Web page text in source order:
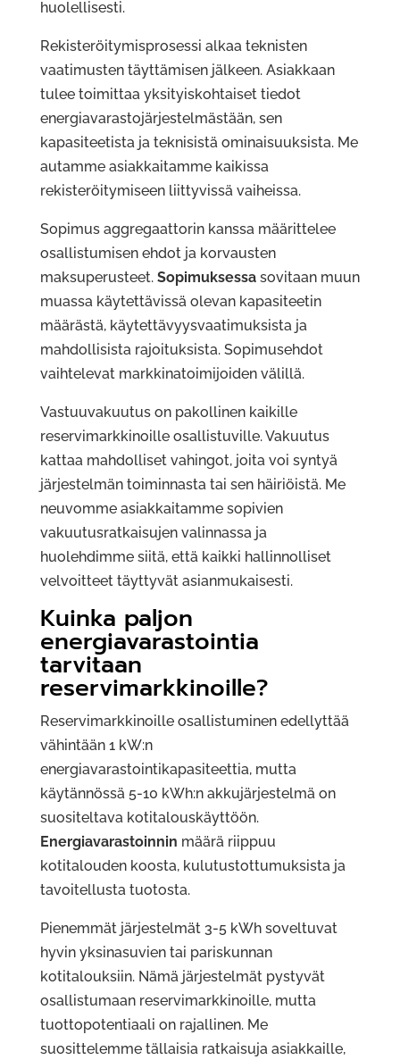
huolellisesti.
Rekisteröitymisprosessi alkaa teknisten
vaatimusten täyttämisen jälkeen. Asiakkaan
tulee toimittaa yksityiskohtaiset tiedot
energiavarastojärjestelmästään, sen
kapasiteetista ja teknisistä ominaisuuksista. Me
autamme asiakkaitamme kaikissa
rekisteröitymiseen liittyvissä vaiheissa.
Sopimus aggregaattorin kanssa määrittelee
osallistumisen ehdot ja korvausten
maksuperusteet. Sopimuksessasovitaan muun
muassa käytettävissä olevan kapasiteetin
määrästä, käytettävyysvaatimuksista ja
mahdollisista rajoituksista. Sopimusehdot
vaihtelevat markkinatoimijoiden välillä.
Vastuuvakuutus on pakollinen kaikille
reservimarkkinoille osallistuville. Vakuutus
kattaa mahdolliset vahingot, joita voi syntyä
järjestelmän toiminnasta tai sen häiriöistä. Me
neuvomme asiakkaitamme sopivien
vakuutusratkaisujen valinnassa ja
huolehdimme siitä, että kaikki hallinnolliset
velvoitteet täyttyvät asianmukaisesti.
Kuinka paljon
energiavarastointia
tarvitaan
reservimarkkinoille?
Reservimarkkinoille osallistuminen edellyttää
vähintään 1 kW:n
energiavarastointikapasiteettia, mutta
käytännössä 5-10 kWh:n akkujärjestelmä on
suositeltava kotitalouskäyttöön.
Energiavarastoinnin määrä riippuu
kotitalouden koosta, kulutustottumuksista ja
tavoitellusta tuotosta.
Pienemmät järjestelmät 3-5 kWh soveltuvat
hyvin yksinasuvien tai pariskunnan
kotitalouksiin. Nämä järjestelmät pystyvät
osallistumaan reservimarkkinoille, mutta
tuottopotentiaali on rajallinen. Me
suosittelemme tällaisia ratkaisuja asiakkaille,